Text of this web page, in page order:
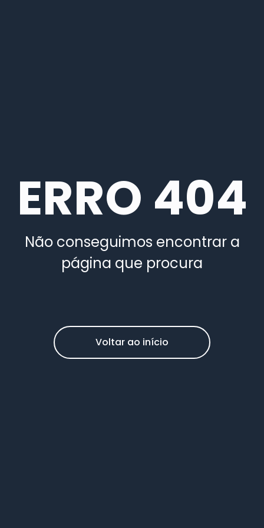
ERRO 404
Não conseguimos encontrar a
página que procura
Voltar ao início